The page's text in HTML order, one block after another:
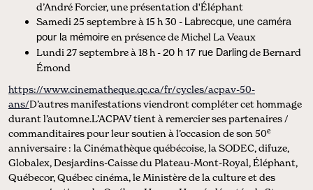
d’André Forcier, une présentation d'Éléphant
Samedi 25 septembre à 15 h 30 - Labrecque, une caméra
pour la mémoireen présence de Michel La Veaux
Lundi 27 septembre à 18 h -20 h 17 rue Darlingde Bernard
Émond
https://www.cinematheque.qc.ca/fr/cycles/acpav-50-
ans/D’autres manifestations viendront compléter cet hommage
durant l’automne.L’ACPAV tient à remercier ses partenaires /
commanditaires pour leur soutien à l’occasion de son 50e
anniversaire : la Cinémathèque québécoise, la SODEC, difuze,
Globalex, Desjardins-Caisse du Plateau-Mont-Royal, Éléphant,
Québecor, Québec cinéma, le Ministère de la culture et des